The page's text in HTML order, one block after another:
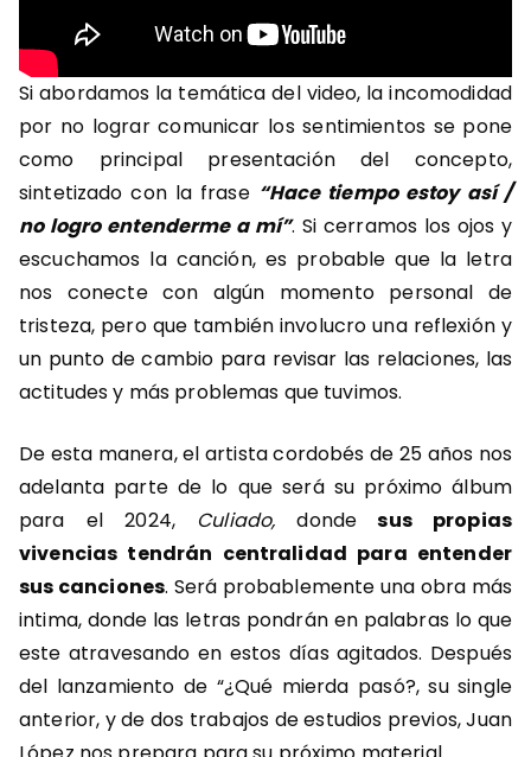
Si abordamos la temática del video, la incomodidad
por no lograr comunicar los sentimientos se pone
como principal presentación del concepto,
sintetizado con la frase “Hace tiempo estoy así /
no logro entenderme a mí”. Si cerramos los ojos y
escuchamos la canción, es probable que la letra
nos conecte con algún momento personal de
tristeza, pero que también involucro una reflexión y
un punto de cambio para revisar las relaciones, las
actitudes y más problemas que tuvimos.
De esta manera, el artista cordobés de 25 años nos
adelanta parte de lo que será su próximo álbum
para el 2024, Culiado,donde sus propias
vivencias tendrán centralidad para entender
sus canciones. Será probablemente una obra más
intima, donde las letras pondrán en palabras lo que
este atravesando en estos días agitados. Después
del lanzamiento de “¿Qué mierda pasó?, su single
anterior, y de dos trabajos de estudios previos, Juan